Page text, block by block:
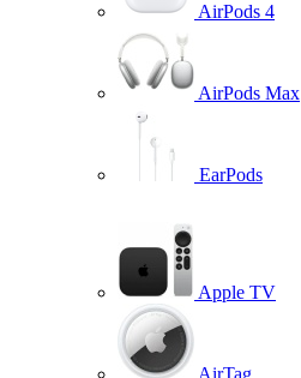
AirPods 4
AirPods Max
EarPods
Apple TV